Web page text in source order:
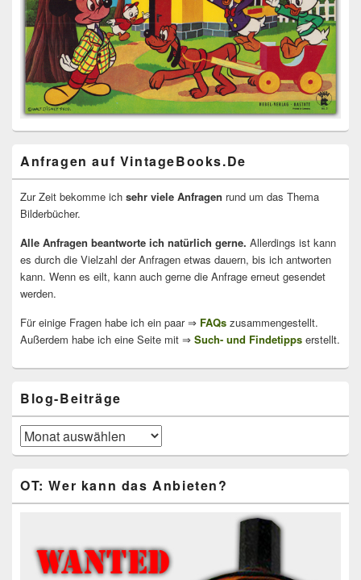
Anfragen auf VintageBooks.De
Zur Zeit bekomme ich sehr viele Anfragen rund um das Thema
Bilderbücher.
Alle Anfragen beantworte ich natürlich gerne. Allerdings ist kann
es durch die Vielzahl der Anfragen etwas dauern, bis ich antworten
kann. Wenn es eilt, kann auch gerne die Anfrage erneut gesendet
werden.
Für einige Fragen habe ich ein paar ⇒ FAQs zusammengestellt.
Außerdem habe ich eine Seite mit ⇒ Such- und Findetipps erstellt.
Blog-Beiträge
Blog-
Beiträge
OT: Wer kann das Anbieten?